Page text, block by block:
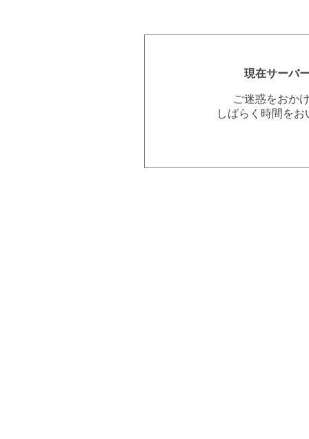
現在サーバ
ご迷惑をおか
しばらく時間を